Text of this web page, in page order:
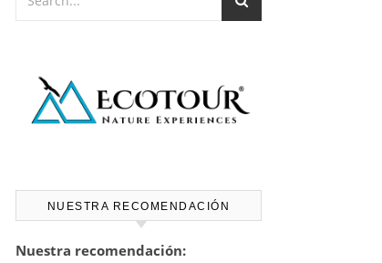
NUESTRA RECOMENDACIÓN
Nuestra recomendación: